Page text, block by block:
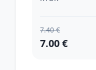
7.40 €
7.00 €